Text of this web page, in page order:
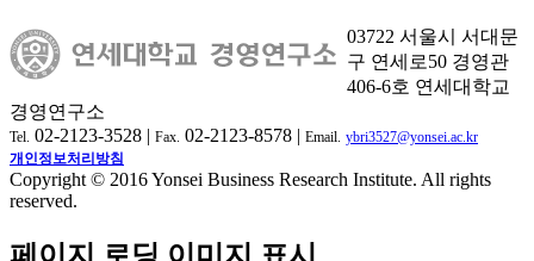
03722 서울시 서대문
구 연세로50 경영관
406-6호 연세대학교
경영연구소
Tel. 02-2123-3528 | Fax. 02-2123-8578 | Email. ybri3527@yonsei.ac.kr
개인정보처리방침
Copyright © 2016 Yonsei Business Research Institute. All rights
reserved.